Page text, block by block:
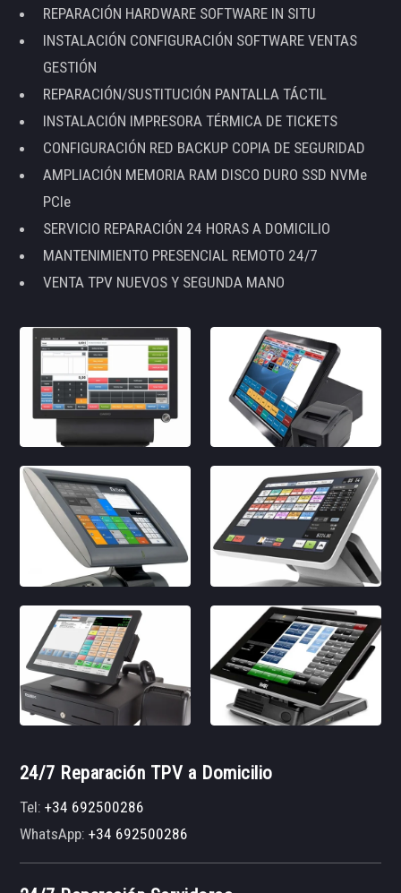
REPARACIÓN HARDWARE SOFTWARE IN SITU
INSTALACIÓN CONFIGURACIÓN SOFTWARE VENTAS
GESTIÓN
REPARACIÓN/SUSTITUCIÓN PANTALLA TÁCTIL
INSTALACIÓN IMPRESORA TÉRMICA DE TICKETS
CONFIGURACIÓN RED BACKUP COPIA DE SEGURIDAD
AMPLIACIÓN MEMORIA RAM DISCO DURO SSD NVMe
PCIe
SERVICIO REPARACIÓN 24 HORAS A DOMICILIO
MANTENIMIENTO PRESENCIAL REMOTO 24/7
VENTA TPV NUEVOS Y SEGUNDA MANO
24/7 Reparación TPV a Domicilio
Tel:+34 692500286
WhatsApp:+34 692500286